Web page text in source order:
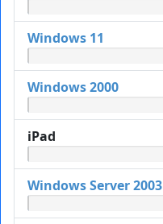
Windows 11
Windows 2000
iPad
Windows Server 2003